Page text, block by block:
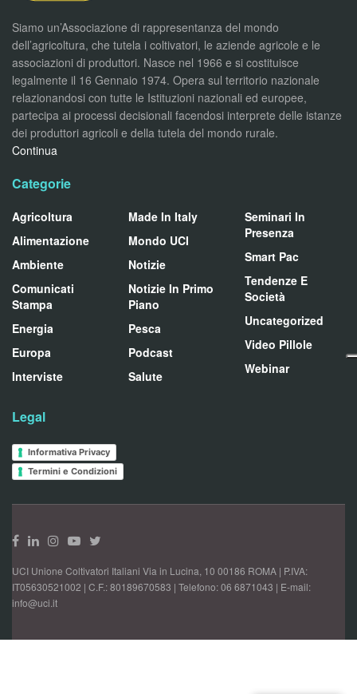
Siamo un’Associazione di rappresentanza del mondo
dell’agricoltura, che tutela i coltivatori, le aziende agricole e le
associazioni di produttori. Nasce nel 1966 e si costituisce
legalmente il 16 Gennaio 1974. Opera sul territorio nazionale
relazionandosi con tutte le Istituzioni nazionali ed europee,
partecipa ai processi decisionali facendosi interprete delle istanze
dei produttori agricoli e della tutela del mondo rurale.
Continua
Categorie
Agricoltura
Alimentazione
Ambiente
Comunicati
Stampa
Energia
Europa
Interviste
Made In Italy
Mondo UCI
Notizie
Notizie In Primo
Piano
Pesca
Podcast
Salute
Seminari In
Presenza
Smart Pac
Tendenze E
Società
Uncategorized
Video Pillole
Webinar
Legal
Informativa Privacy
Termini e Condizioni
UCI Unione Coltivatori Italiani Via in Lucina, 10 00186 ROMA | P.IVA:
IT05630521002 | C.F.: 80189670583 | Telefono: 06 6871043 | E-mail:
info@uci.it